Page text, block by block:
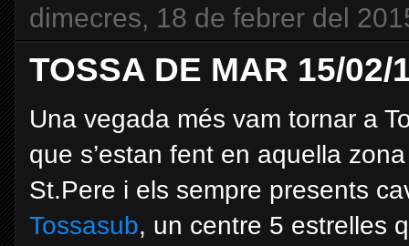
dimecres, 18 de febrer del
TOSSA DE MAR 15/02/
Una vegada més vam tornar a
que s’estan fent en aquella
St.Pere i els sempre presents
Tossasub, un centre 5 estrelles